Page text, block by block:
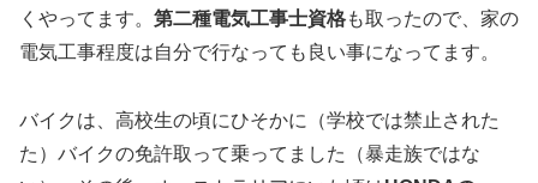
くやってます。 第二種電気工事士資格も取ったので、家の
電気工事程度は自分で行なっても良い事になってます。
バイクは、高校生の頃にひそかに（学校では禁止された
た）バイクの免許取って乗ってました（暴走族ではな